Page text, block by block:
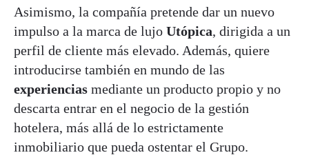
Asimismo, la compañía pretende dar un nuevo
impulso a la marca de lujo Utópica, dirigida a un
perfil de cliente más elevado. Además, quiere
introducirse también en mundo de las
experiencias mediante un producto propio y no
descarta entrar en el negocio de la gestión
hotelera, más allá de lo estrictamente
inmobiliario que pueda ostentar el Grupo.